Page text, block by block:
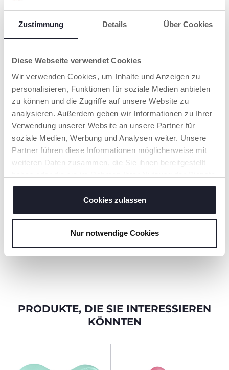
Zustimmung Details Über Cookies
Diese Webseite verwendet Cookies
Wir verwenden Cookies, um Inhalte und Anzeigen zu
personalisieren, Funktionen für soziale Medien anbieten
zu können und die Zugriffe auf unsere Website zu
analysieren. Außerdem geben wir Informationen zu Ihrer
Verwendung unserer Website an unsere Partner für
soziale Medien, Werbung und Analysen weiter. Unsere
Partner führen diese Informationen möglicherweise mit
weiteren Daten zusammen, die Sie ihnen bereitgestellt
gesammelt haben.
Cookies zulassen
Nur notwendige Cookies
LUFTLÖCHER
Erlauben eine
Luftzirkulation, damit
Hautirritationen
vorgebeugt werden.
PRATISCHE BOX
Die
Sterilisierungshülle
ermöglicht es,
Schnuller in der
Mikrowelle zu
desinfizieren und
entfernt 99,9% der
Keime in nur 3
Minuten!
SCHRITT 1:Füllen Sie
Wasser bis zur Linie,
Deckel.
Sterilisieren Sie die
Hülle 3 Minuten lang
bei 750 Watt in der
Mikrowelle.
PRODUKTE, DIE SIE INTERESSIEREN
KÖNNTEN